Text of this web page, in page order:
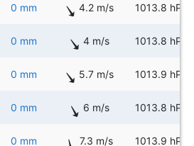
0 mm 4.2 m/s 1013.8 hPa
0 mm 4 m/s 1013.8 hPa
0 mm 5.7 m/s 1013.9 hPa
0 mm 6 m/s 1013.8 hPa
0 mm 7.3 m/s 1013.9 hPa